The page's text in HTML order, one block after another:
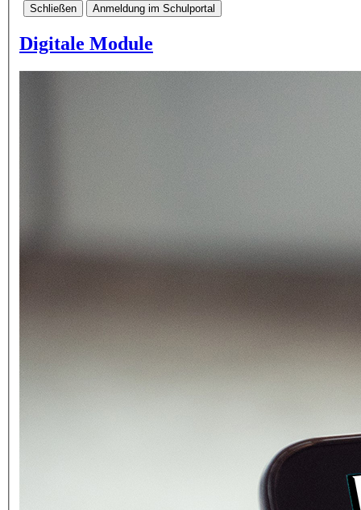
Schließen
Anmeldung im Schulportal
Digitale Module